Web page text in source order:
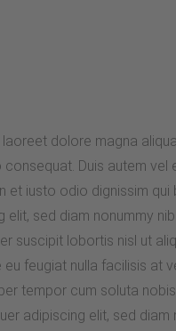
dolore magna
Duis autem vel
iusto odio dignissim qui
sed diam nonummy
suscipit lobortis nisl ut
feugiat nulla facilisis at
tempor cum soluta
adipiscing elit, sed diam